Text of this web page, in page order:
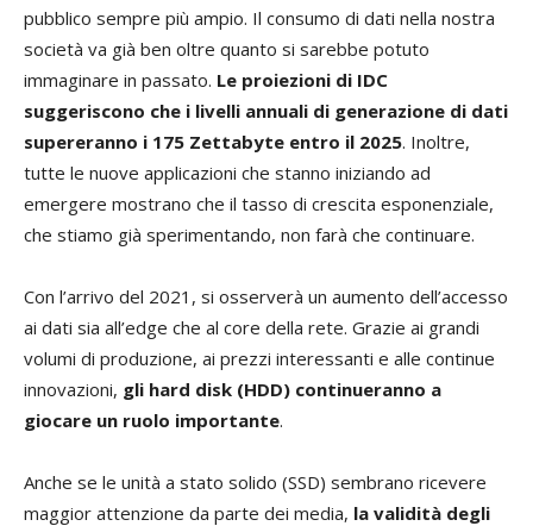
pubblico sempre più ampio. Il consumo di dati nella nostra
società va già ben oltre quanto si sarebbe potuto
immaginare in passato. Le proiezioni di IDC
suggeriscono che i livelli annuali di generazione di dati
supereranno i 175 Zettabyte entro il 2025. Inoltre,
tutte le nuove applicazioni che stanno iniziando ad
emergere mostrano che il tasso di crescita esponenziale,
che stiamo già sperimentando, non farà che continuare.
Con l’arrivo del 2021, si osserverà un aumento dell’accesso
ai dati sia all’edge che al core della rete. Grazie ai grandi
volumi di produzione, ai prezzi interessanti e alle continue
innovazioni, gli hard disk (HDD) continueranno a
giocare un ruolo importante.
Anche se le unità a stato solido (SSD) sembrano ricevere
maggior attenzione da parte dei media, la validità degli